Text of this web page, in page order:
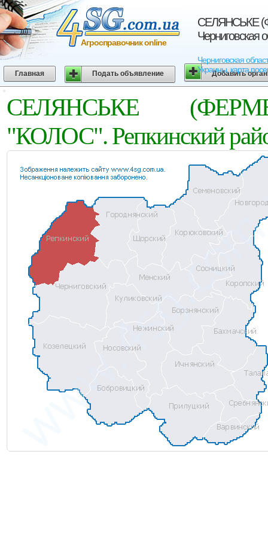
СЕЛЯНСЬКЕ
Черниговская
Черниговская
Украины, карта
Агросправочник online
Главная Подать объявление Добавить
СЕЛЯНСЬКЕ
"КОЛОС". Репкинский